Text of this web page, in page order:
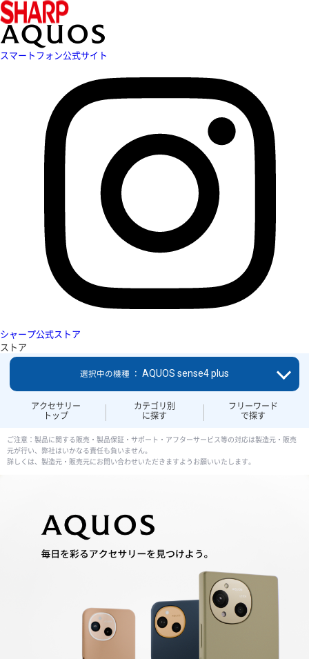
スマートフォン公式サイト
シャープ公式ストア
ストア
アクセサリー
トップ
カテゴリ別
に探す
フリーワード
で探す
選択中の機種 ： AQUOS sense4 plus
ご注意：製品に関する販売・製品保証・サポート・アフターサービス等の対応は製造元・販売
元が行い、弊社はいかなる責任も負いません。
詳しくは、製造元・販売元にお問い合わせいただきますようお願いいたします。